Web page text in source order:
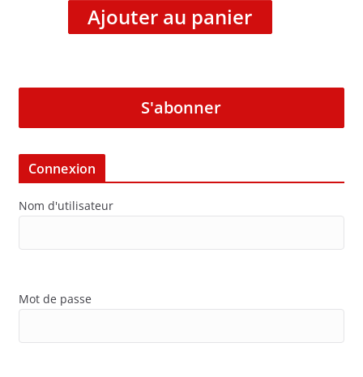
Ajouter au panier
S'abonner
Connexion
Nom d'utilisateur
Mot de passe